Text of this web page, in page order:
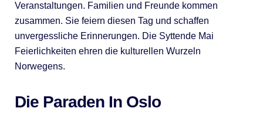
Veranstaltungen. Familien und Freunde kommen
zusammen. Sie feiern diesen Tag und schaffen
unvergessliche Erinnerungen. Die Syttende Mai
Feierlichkeiten ehren die kulturellen Wurzeln
Norwegens.
Die Paraden In Oslo